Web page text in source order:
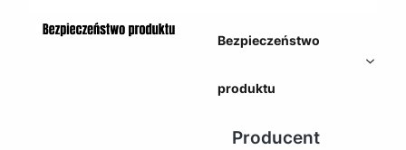
Bezpieczeństwo
produktu
Producent